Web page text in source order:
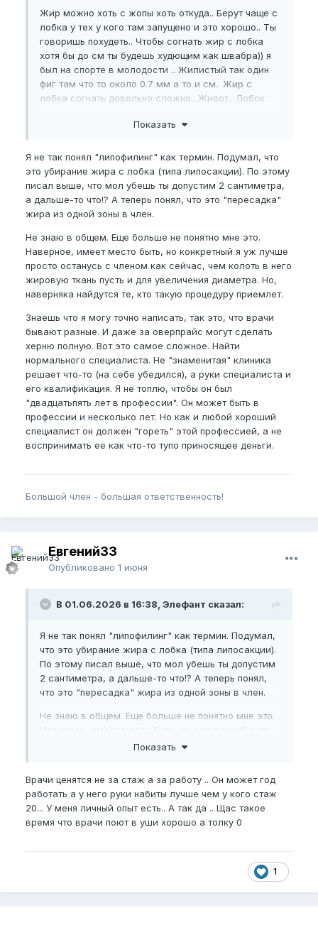
Жир можно хоть с жопы хоть откуда.. Берут чаще с
лобка у тех у кого там запущено и это хорошо.. Ты
говоришь похудеть.. Чтобы согнать жир с лобка
хотя бы до см ты будешь худющим как швабра)) я
был на спорте в молодости .. Жилистый так один
фиг там что то около 0.7 мм а то и см.. Жир с
лобка согнать довольно сложно.. Живот.. Лобок
убрать.. Мне бы к примеру предложили за 10к
тут могут и с лобка убрать и член накачать)) 2 в 1))
Показать
Я не так понял "липофилинг" как термин. Подумал, что
это убирание жира с лобка (типа липосакции). По этому
писал выше, что мол убешь ты допустим 2 сантиметра,
а дальше-то что!? А теперь понял, что это "пересадка"
жира из одной зоны в член.
Не знаю в общем. Еще больше не понятно мне это.
Наверное, имеет место быть, но конкретный я уж лучше
просто останусь с членом как сейчас, чем колоть в него
жировую ткань пусть и для увеличения диаметра. Но,
наверняка найдутся те, кто такую процедуру приемлет.
Знаешь что я могу точно написать, так это, что врачи
бывают разные. И даже за оверпрайс могут сделать
херню полную. Вот это самое сложное. Найти
нормального специалиста. Не "знаменитая" клиника
решает что-то (на себе убедился), а руки специалиста и
его квалификация. Я не топлю, чтобы он был
"двадцатьпять лет в профессии". Он может быть в
профессии и несколько лет. Но как и любой хороший
специалист он должен "гореть" этой профессией, а не
воспринимать ее как что-то тупо приносящее деньги.
Большой член - большая ответственность!
Евгений33
Опубликовано 1 июня
В 01.06.2026 в 16:38, Элефант сказал:
Я не так понял "липофилинг" как термин. Подумал,
что это убирание жира с лобка (типа липосакции).
По этому писал выше, что мол убешь ты допустим
2 сантиметра, а дальше-то что!? А теперь понял,
что это "пересадка" жира из одной зоны в член.
Не знаю в общем. Еще больше не понятно мне это.
лучше просто останусь с членом как сейчас, чем
кто такую процедуру приемлет.
Знаешь что я могу точно написать, так это, что
врачи бывают разные. И даже за оверпрайс могут
клиника решает что-то (на себе убедился), а руки
специалиста и его квалификация. Я не топлю,
чтобы он был "двадцатьпять лет в профессии". Он
Показать
Врачи ценятся не за стаж а за работу .. Он может год
работать а у него руки набиты лучше чем у кого стаж
20... У меня личный опыт есть.. А так да .. Щас такое
время что врачи поют в уши хорошо а толку 0
1